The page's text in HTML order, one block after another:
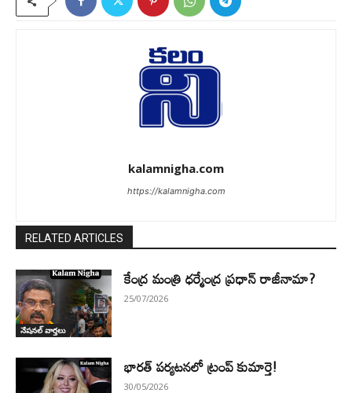
kalamnigha.com
https://kalamnigha.com
RELATED ARTICLES
నేషనల్ వార్తలు
కేంద్ర మంత్రి ధర్మేంద్ర ప్రధాన్ రాజీనామా?
25/07/2026
భారత్ పర్యటనలో ట్రంప్ కుమార్తె!
30/05/2026